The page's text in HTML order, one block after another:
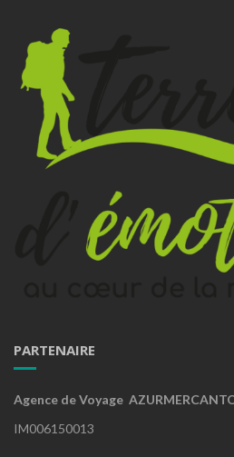
PARTENAIRE
Agence de Voyage
IM006150013